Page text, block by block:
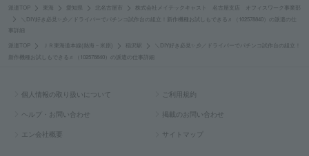
派遣TOP 東海 愛知県 北名古屋市
株式会社メイテックキャスト 名古屋支店 オフィスワーク事業部
＼DIY好き必見✨彡／ドライバーでパチンコ試作台の組立！新作機種お試しもできる♬（102578840）の派遣の仕
事詳細
派遣TOP ＪＲ東海道本線(熱海－米原) 稲沢駅
＼DIY好き必見✨彡／ドライバーでパチンコ試作台の組立！
新作機種お試しもできる♬（102578840）の派遣の仕事詳細
個人情報の取り扱いについて ご利用規約
ヘルプ・お問い合わせ 掲載のお問い合わせ
エン会社概要 サイトマップ